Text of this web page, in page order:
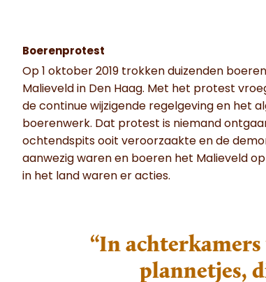
Boerenprotest
Op 1 oktober 2019 trokken duizenden
Malieveld in Den Haag. Met het protest
de continue wijzigende regelgeving en het
boerenwerk. Dat protest is niemand
ochtendspits ooit veroorzaakte en de
aanwezig waren en boeren het Malieveld
in het land waren er acties.
“In
plannetjes,